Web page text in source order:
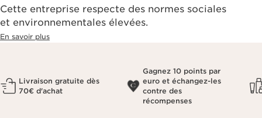
Cette entreprise respecte des normes sociales
et environnementales élevées.
En savoir plus
Livraison gratuite dès
70€ d'achat
Gagnez 10 points par
euro et échangez-les
contre des
récompenses